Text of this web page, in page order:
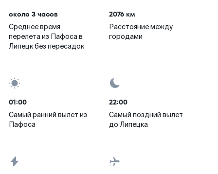
около 3 часов
Среднее время
перелета из Пафоса в
Липецк без пересадок
2076 км
Расстояние между
городами
01:00
Самый ранний вылет из
Пафоса
22:00
Самый поздний вылет
до Липецка